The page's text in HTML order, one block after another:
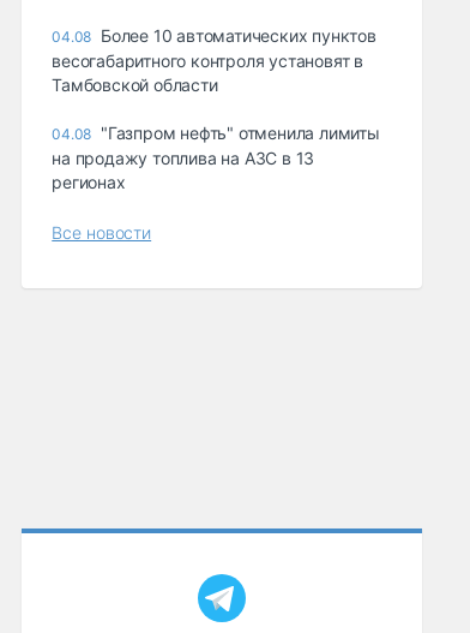
04.08 Более 10 автоматических пунктов
весогабаритного контроля установят в
Тамбовской области
04.08 "Газпром нефть" отменила лимиты
на продажу топлива на АЗС в 13
регионах
Все новости